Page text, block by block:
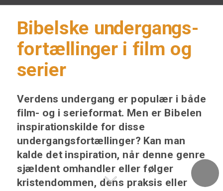
Bibelske undergangs-
fortællinger i film og
serier
Verdens undergang er populær i både
film- og i serieformat. Men er Bibelen
inspirationskilde for disse
undergangsfortællinger? Kan man
kalde det inspiration, når denne genre
sjældent omhandler eller følger
kristendommen, dens praksis eller